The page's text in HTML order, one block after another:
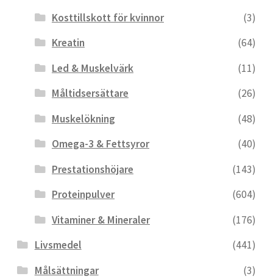
Kosttillskott för kvinnor
(3)
Kreatin
(64)
Led & Muskelvärk
(11)
Måltidsersättare
(26)
Muskelökning
(48)
Omega-3 & Fettsyror
(40)
Prestationshöjare
(143)
Proteinpulver
(604)
Vitaminer & Mineraler
(176)
Livsmedel
(441)
Målsättningar
(3)